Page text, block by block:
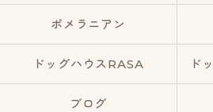
ポメラニアン
ドッグハウスRASA ド
ブログ